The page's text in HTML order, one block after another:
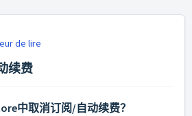
de lire
续费
中取消订阅/自动续费？